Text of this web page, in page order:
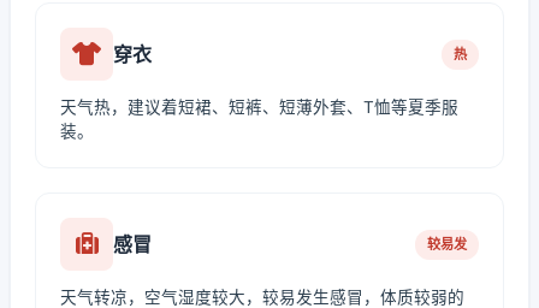
穿衣 热
天气热，建议着短裙、短裤、短薄外套、T恤等夏季服
装。
感冒 较易发
天气转凉，空气湿度较大，较易发生感冒，体质较弱的